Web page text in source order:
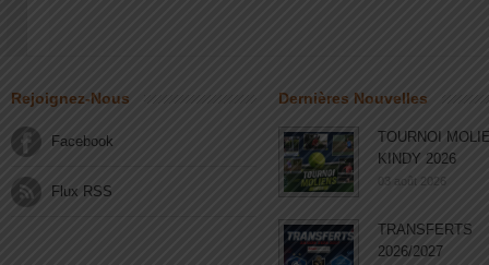
Rejoignez-Nous
Facebook
Flux RSS
Dernières Nouvelles
TOURNOI
KINDY 2026
03 août 2026
TRANSFERTS
2026/2027